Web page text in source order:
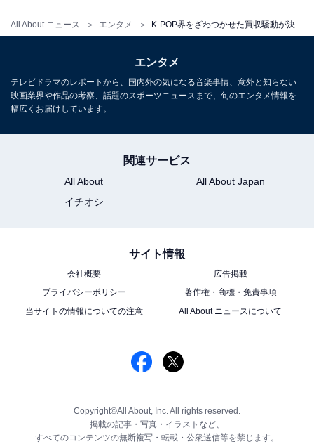
All About ニュース エンタメ K-POP界をざわつかせた買収騒動が決着……今後の「SMエンタ」はどう変わる？【K-POPゆりこの沼る韓国】
エンタメ
テレビドラマのレポートから、国内外の気になる音楽事情、意外と知らない
映画業界や作品の考察、話題のスポーツニュースまで、旬のエンタメ情報を
幅広くお届けしています。
関連サービス
All About
All About Japan
イチオシ
サイト情報
会社概要
広告掲載
プライバシーポリシー
著作権・商標・免責事項
当サイトの情報についての注意
All About ニュースについて
Copyright©All About, Inc. All rights reserved.
掲載の記事・写真・イラストなど、
すべてのコンテンツの無断複写・転載・公衆送信等を禁じます。